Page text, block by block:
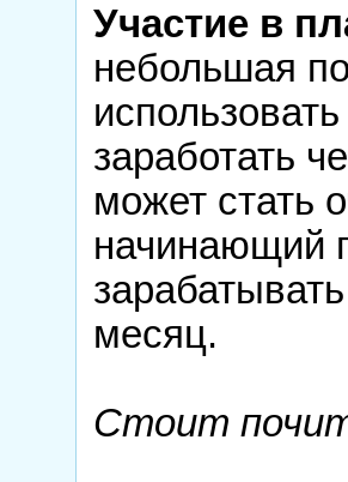
Участие в
небольшая
заработать
может стать
начинающий
месяц.
Стоит